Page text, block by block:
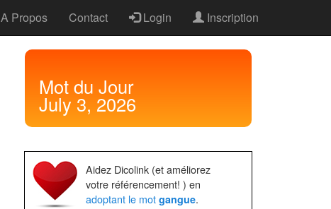
A Propos Contact Login Inscription
Motdu Jour
July 3, 2026
Aidez Dicolink (et améliorez
votre référencement! ) en
adoptant le mot gangue.